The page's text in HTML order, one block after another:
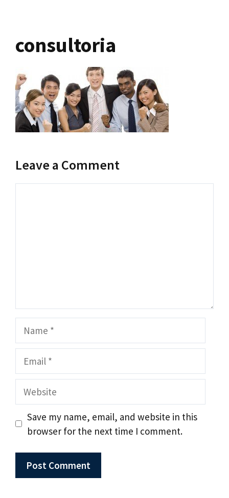
consultoria
Leave a Comment
Name
Email
Website
Save my name, email, and website in this
browser for the next time I comment.